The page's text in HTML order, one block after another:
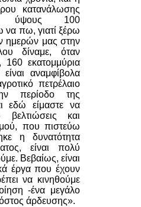
κατανάλωσης
ύψους 100
πω, γιατί ξέρω
ημερών μας στην
δίναμε, όταν
εκατομμύρια
αναμφίβολα
πετρέλαιο
περίοδο της
εδώ είμαστε να
και
που πιστεύω
η δυνατότητα
είναι πολύ
Βεβαίως, είναι
έργα που έχουν
να κινηθούμε
-ένα μεγάλο
άρδευσης».